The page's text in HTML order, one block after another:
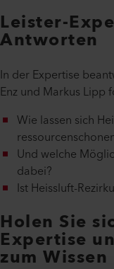
Leister-
Antworten
In der Expertise
Enz und Markus Lipp
Wie lassen sich
Und welche
dabei?
Ist Heissluft-
Holen Sie
Expertise
zum